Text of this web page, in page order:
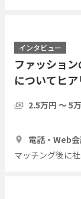
インタビュー
ファッショ
についてヒ
2.5万円 〜 5
電話・Web
マッチング後に